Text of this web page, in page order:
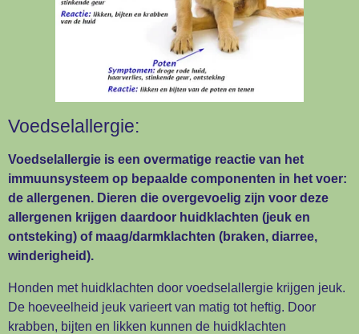
Voedselallergie:
Voedselallergie is een overmatige reactie van het
immuunsysteem op bepaalde componenten in het voer:
de allergenen. Dieren die overgevoelig zijn voor deze
allergenen krijgen daardoor huidklachten (jeuk en
ontsteking) of maag/darmklachten (braken, diarree,
winderigheid).
Honden met huidklachten door voedselallergie krijgen jeuk.
De hoeveelheid jeuk varieert van matig tot heftig. Door
krabben, bijten en likken kunnen de huidklachten